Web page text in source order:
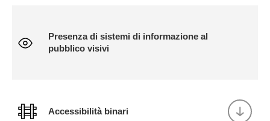
Presenza di sistemi di informazione al
pubblico visivi
Accessibilità binari